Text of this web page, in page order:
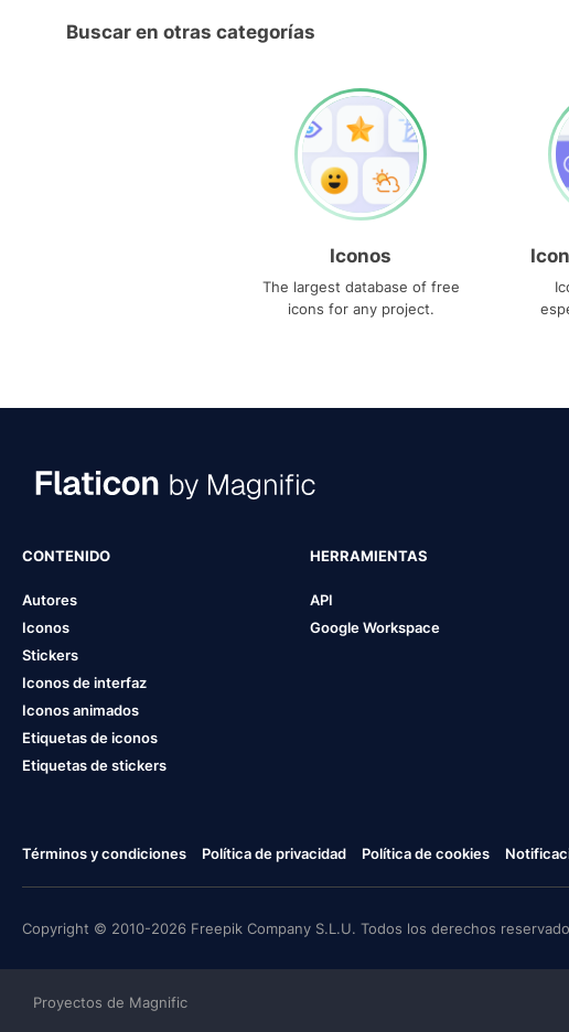
Buscar en otras categorías
Iconos
The largest database of free
icons for any project.
CONTENIDO
Autores
Iconos
Stickers
Iconos de interfaz
Iconos animados
Etiquetas de iconos
Etiquetas de stickers
HERRAMIENTAS
API
Google Workspace
Términos y condiciones Política de privacidad Política de cookies
Copyright © 2010-2026 Freepik Company S.L.U. Todos los derechos
Proyectos de Magnific